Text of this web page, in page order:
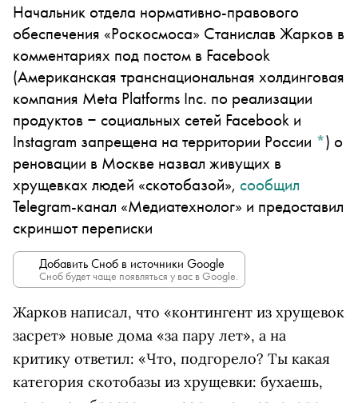
Начальник отдела нормативно-правового
обеспечения «Роскосмоса» Станислав Жарков в
комментариях под постом в Facebook
(Американская транснациональная холдинговая
компания Meta Platforms Inc. по реализации
продуктов ‒ социальных сетей Facebook и
Instagram запрещена на территории России *) о
реновации в Москве назвал живущих в
хрущевках людей «скотобазой», сообщил
Telegram-канал «Медиатехнолог» и предоставил
скриншот переписки
Добавить Сноб в источники Google
Сноб будет чаще появляться у вас в Google.
Жарков написал, что «контингент из хрущевок
засрет» новые дома «за пару лет», а на
критику ответил: «Что, подгорело? Ты какая
категория скотобазы из хрущевки: бухаешь,